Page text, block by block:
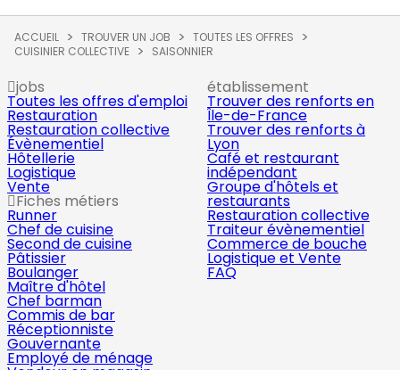
ACCUEIL TROUVER UN JOB
TOUTES LES OFFRES
CUISINIER COLLECTIVE
SAISONNIER
jobs
Toutes les offres d'emploi
Restauration
Restauration collective
Évènementiel
Hôtellerie
Logistique
Vente
Fiches métiers
Runner
Chef de cuisine
Second de cuisine
Pâtissier
Boulanger
Maître d'hôtel
Chef barman
Commis de bar
Réceptionniste
Gouvernante
Employé de ménage
établissement
Trouver des renforts en
Île-de-France
Trouver des renforts à
Lyon
Café et restaurant
indépendant
Groupe d'hôtels et
restaurants
Restauration collective
Traiteur évènementiel
Commerce de bouche
Logistique et Vente
FAQ